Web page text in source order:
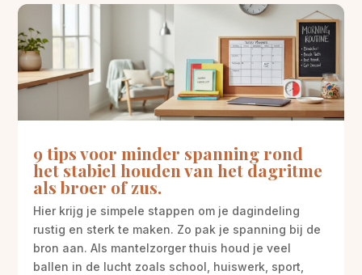
9 tips voor minder spanning rond
het stabiel houden van het dagritme
als broer of zus.
Hier krijg je simpele stappen om je dagindeling
rustig en sterk te maken. Zo pak je spanning bij de
bron aan. Als mantelzorger thuis houd je veel
ballen in de lucht zoals school, huiswerk, sport,